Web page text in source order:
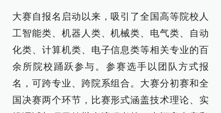
大赛自报名启动以来，吸引了全国高等院校人
工智能类、机器人类、机械类、电气类、自动
化类、计算机类、电子信息类等相关专业的百
余所院校踊跃参与。参赛选手以团队方式报
名，可跨专业、跨院系组合。大赛分初赛和全
国决赛两个环节，比赛形式涵盖技术理论、实